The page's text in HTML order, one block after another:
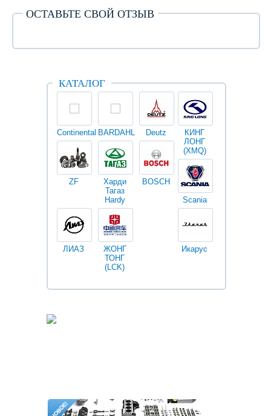
ОСТАВЬТЕ СВОЙ ОТЗЫВ
КАТАЛОГ
Continental BARDAHL Deutz
ZF
Харди
Тагаз
Hardy
BOSCH
ЛИАЗ
ЖОНГ
ТОНГ
(LCK)
КИНГ
ЛОНГ
(XMQ)
Scania
Икарус